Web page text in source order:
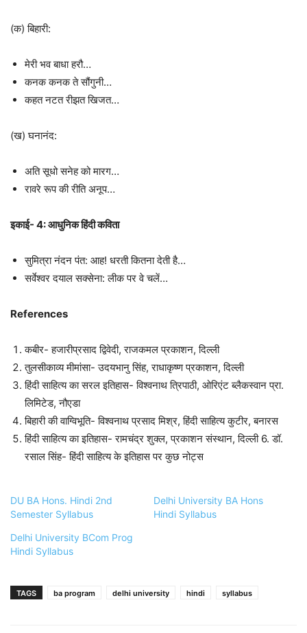
(क) बिहारी:
मेरी भव बाधा हरौ…
कनक कनक ते सौंगुनी…
कहत नटत रीझत खिजत…
(ख) घनानंद:
अति सूधो सनेह को मारग…
रावरे रूप की रीति अनूप…
इकाई- 4: आधुनिक हिंदी कविता
सुमित्रा नंदन पंत: आह! धरती कितना देती है…
सर्वेश्वर दयाल सक्सेना: लीक पर वे चलें…
References
कबीर- हजारीप्रसाद द्विवेदी, राजकमल प्रकाशन, दिल्ली
तुलसीकाव्य मीमांसा- उदयभानु सिंह, राधाकृष्ण प्रकाशन, दिल्ली
हिंदी साहित्य का सरल इतिहास- विश्वनाथ त्रिपाठी, ओरिएंट ब्लैकस्वान प्रा.
लिमिटेड, नौएडा
बिहारी की वाग्विभूति- विश्वनाथ प्रसाद मिश्र, हिंदी साहित्य कुटीर, बनारस
हिंदी साहित्य का इतिहास- रामचंद्र शुक्ल, प्रकाशन संस्थान, दिल्ली 6. डॉ.
रसाल सिंह- हिंदी साहित्य के इतिहास पर कुछ नोट्स
DU BA Hons. Hindi 2nd
Semester Syllabus
Delhi University BA Hons
Hindi Syllabus
Delhi University BCom Prog
Hindi Syllabus
TAGS ba program delhi university hindi syllabus